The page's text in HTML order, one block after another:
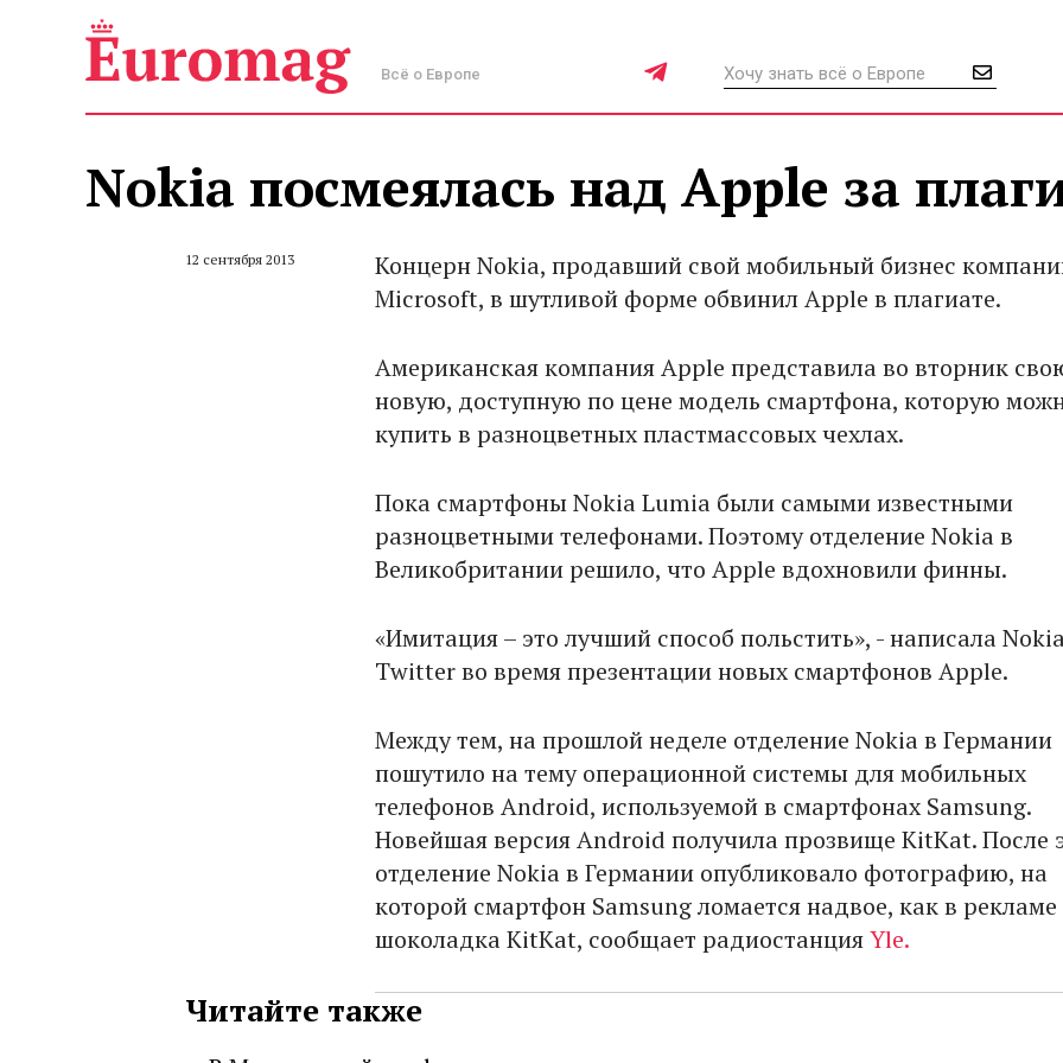
Всё о Европе
Nokia посмеялась над Apple за
12 сентября 2013
Концерн Nokia, продавший свой мобильный бизнес
Microsoft, в шутливой форме обвинил Apple в плагиате.
Американская компания Apple представила во вторник
новую, доступную по цене модель смартфона, которую
купить в разноцветных пластмассовых чехлах.
Пока смартфоны Nokia Lumia были самыми известными
разноцветными телефонами. Поэтому отделение Nokia в
Великобритании решило, что Apple вдохновили финны.
«Имитация – это лучший способ польстить», - написала
Twitter во время презентации новых смартфонов Apple.
Между тем, на прошлой неделе отделение Nokia в Германии
пошутило на тему операционной системы для мобильных
телефонов Android, используемой в смартфонах Samsung.
Новейшая версия Android получила прозвище KitKat. После
отделение Nokia в Германии опубликовало фотографию, на
которой смартфон Samsung ломается надвое, как в рекламе
шоколадка KitKat, сообщает радиостанцияYle.
Читайте также